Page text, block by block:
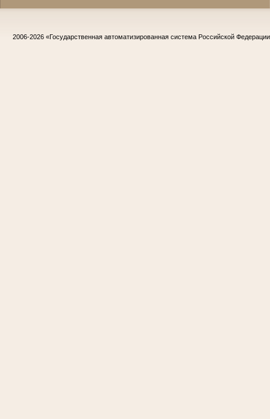
2006-2026 «Государственная автоматизированная система Российской